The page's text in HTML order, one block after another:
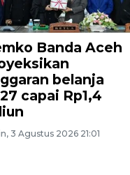
Banda Aceh
belanja
capai Rp1,4
3 Agustus 2026 21:01